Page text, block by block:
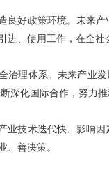
良好政策环境。未来
进、使用工作，在全社
治理体系。未来产业
深化国际合作，努力
业技术迭代快、影响
、善决策。